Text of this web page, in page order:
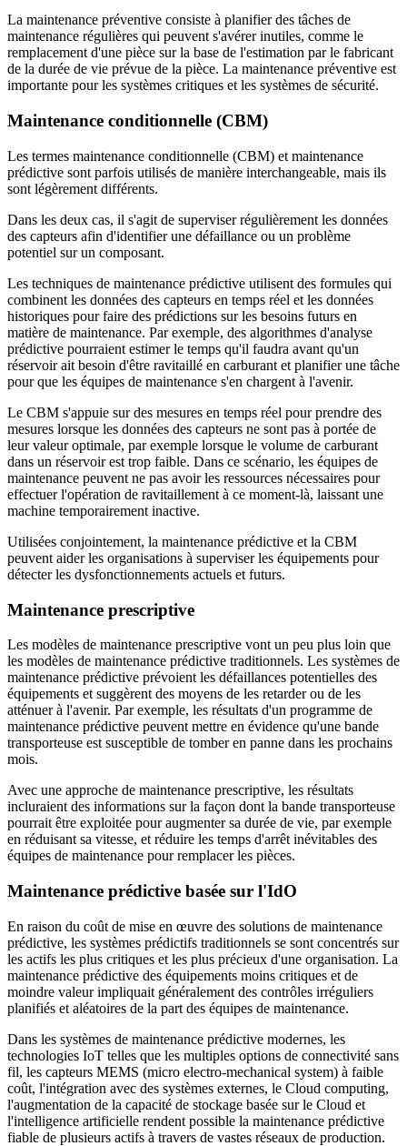
La maintenance préventive consiste à planifier des tâches de
maintenance régulières qui peuvent s'avérer inutiles, comme le
remplacement d'une pièce sur la base de l'estimation par le fabricant
de la durée de vie prévue de la pièce. La maintenance préventive est
importante pour les systèmes critiques et les systèmes de sécurité.
Maintenance conditionnelle (CBM)
Les termes maintenance conditionnelle (CBM) et maintenance
prédictive sont parfois utilisés de manière interchangeable, mais ils
sont légèrement différents.
Dans les deux cas, il s'agit de superviser régulièrement les données
des capteurs afin d'identifier une défaillance ou un problème
potentiel sur un composant.
Les techniques de maintenance prédictive utilisent des formules qui
combinent les données des capteurs en temps réel et les données
historiques pour faire des prédictions sur les besoins futurs en
matière de maintenance. Par exemple, des algorithmes d'analyse
prédictive pourraient estimer le temps qu'il faudra avant qu'un
réservoir ait besoin d'être ravitaillé en carburant et planifier une tâche
pour que les équipes de maintenance s'en chargent à l'avenir.
Le CBM s'appuie sur des mesures en temps réel pour prendre des
mesures lorsque les données des capteurs ne sont pas à portée de
leur valeur optimale, par exemple lorsque le volume de carburant
dans un réservoir est trop faible. Dans ce scénario, les équipes de
maintenance peuvent ne pas avoir les ressources nécessaires pour
effectuer l'opération de ravitaillement à ce moment-là, laissant une
machine temporairement inactive.
Utilisées conjointement, la maintenance prédictive et la CBM
peuvent aider les organisations à superviser les équipements pour
détecter les dysfonctionnements actuels et futurs.
Maintenance prescriptive
Les modèles de maintenance prescriptive vont un peu plus loin que
les modèles de maintenance prédictive traditionnels. Les systèmes de
maintenance prédictive prévoient les défaillances potentielles des
équipements et suggèrent des moyens de les retarder ou de les
atténuer à l'avenir. Par exemple, les résultats d'un programme de
maintenance prédictive peuvent mettre en évidence qu'une bande
transporteuse est susceptible de tomber en panne dans les prochains
mois.
Avec une approche de maintenance prescriptive, les résultats
incluraient des informations sur la façon dont la bande transporteuse
pourrait être exploitée pour augmenter sa durée de vie, par exemple
en réduisant sa vitesse, et réduire les temps d'arrêt inévitables des
équipes de maintenance pour remplacer les pièces.
Maintenance prédictive basée sur l'IdO
En raison du coût de mise en œuvre des solutions de maintenance
prédictive, les systèmes prédictifs traditionnels se sont concentrés sur
les actifs les plus critiques et les plus précieux d'une organisation. La
maintenance prédictive des équipements moins critiques et de
moindre valeur impliquait généralement des contrôles irréguliers
planifiés et aléatoires de la part des équipes de maintenance.
Dans les systèmes de maintenance prédictive modernes, les
technologies IoT telles que les multiples options de connectivité sans
fil, les capteurs MEMS (micro electro-mechanical system) à faible
coût, l'intégration avec des systèmes externes, le Cloud computing,
l'augmentation de la capacité de stockage basée sur le Cloud et
l'intelligence artificielle rendent possible la maintenance prédictive
fiable de plusieurs actifs à travers de vastes réseaux de production.